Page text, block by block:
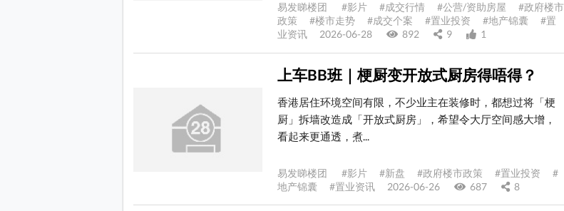
易发睇楼团 #影片 #成交行情 #公营/资助房屋 #政府楼市
政策 #楼市走势 #成交个案 #置业投资 #地产锦囊 #置
业资讯 2026-06-28
892 9 1
上车BB班｜梗厨变开放式厨房得唔得？
香港居住环境空间有限，不少业主在装修时，都想过将「梗
厨」拆墙改造成「开放式厨房」，希望令大厅空间感大增，
看起来更通透，煮...
易发睇楼团 #影片 #新盘 #政府楼市政策 #置业投资 #
地产锦囊 #置业资讯 2026-06-26
687 8